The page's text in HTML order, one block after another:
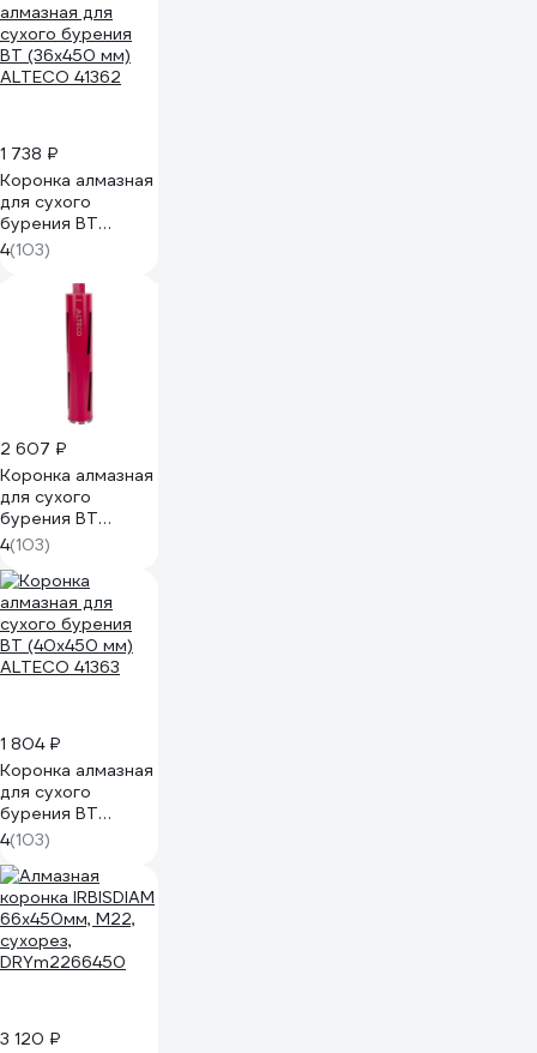
1 738 ₽
Коронка алмазная
для сухого
бурения BT
(36х450 мм)
ALTECO 41362
4(103)
2 607 ₽
Коронка алмазная
для сухого
бурения BT
(83х450 мм)
ALTECO 41368
4(103)
1 804 ₽
Коронка алмазная
для сухого
бурения BT
(40х450 мм)
ALTECO 41363
4(103)
3 120 ₽